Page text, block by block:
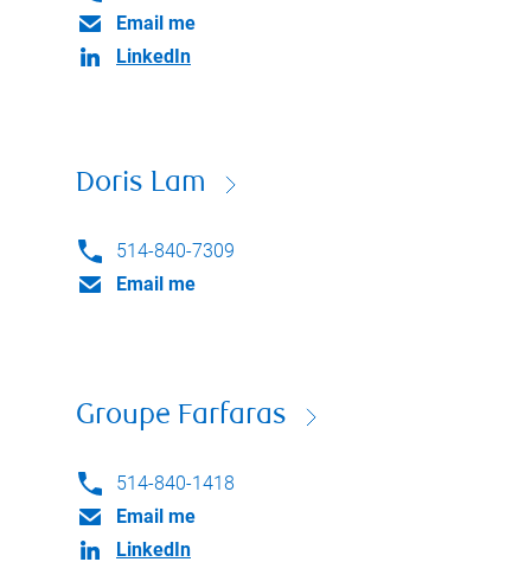
Email me
LinkedIn
Doris Lam
514-840-7309
Email me
Groupe Farfaras
514-840-1418
Email me
LinkedIn